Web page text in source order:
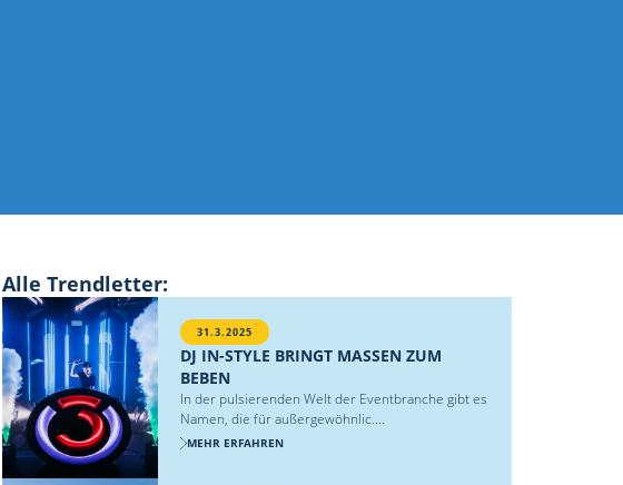
Alle Trendletter:
31.3.2025
DJ IN-STYLE BRINGT MASSEN ZUM
BEBEN
In der pulsierenden Welt der Eventbranche gibt es
Namen, die für außergewöhnlic....
MEHR ERFAHREN